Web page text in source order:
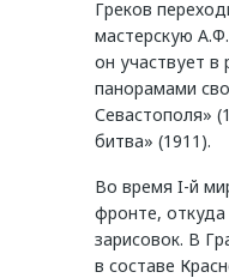
Греков
мастерскую
он участвует
панорамами
Севастополя»
битва» (1911).
Во время I-й
фронте,
зарисовок. В
в составе